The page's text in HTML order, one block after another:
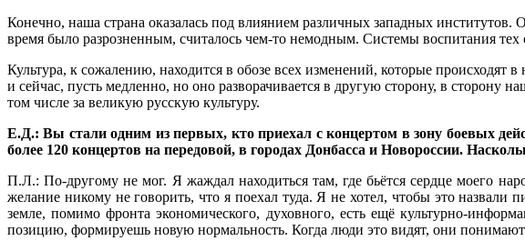
Конечно, наша страна оказалась под влиянием различных западных институтов.
время было разрозненным, считалось чем-то немодным. Системы воспитания
Культура, к сожалению, находится в обозе всех изменений, которые
и сейчас, пусть медленно, но оно разворачивается в другую сторону, в сторону
том числе за великую русскую культуру.
Е.Д.: Вы стали одним из первых, кто приехал с концертом в зону боевых
более 120 концертов на передовой, в городах Донбасса и Новороссии.
П.Л.: По-другому не мог. Я жаждал находиться там, где бьётся сердце моего
желание никому не говорить, что я поехал туда. Я не хотел, чтобы это
земле, помимо фронта экономического, духовного, есть ещё культурно-
позицию, формируешь новую нормальность. Когда люди это видят, они